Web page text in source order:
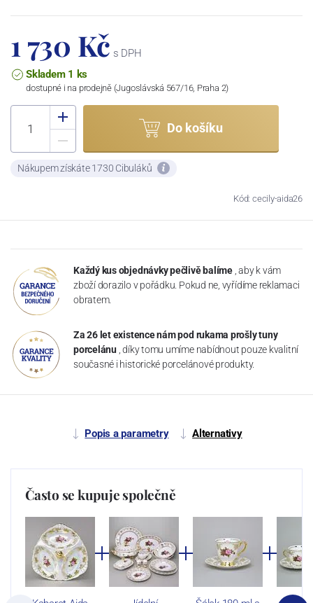
1 730 Kč s DPH
Skladem 1 ks
dostupné i na prodejně (Jugoslávská 567/16, Praha 2)
Do košíku
Nákupem získáte 1730 Cibuláků
Kód: cecily-aida26
Každý kus objednávky pečlivě balíme , aby k vám
zboží dorazilo v pořádku. Pokud ne, vyřídíme reklamaci
obratem.
Za 26 let existence nám pod rukama prošly tuny
porcelánu , díky tomu umíme nabídnout pouze kvalitní
současné i historické porcelánové produkty.
Popis a parametry Alternativy
Často se kupuje společně